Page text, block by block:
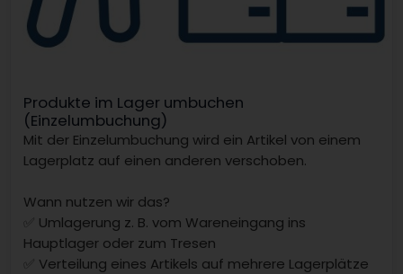
Produkte im Lager umbuchen
(Einzelumbuchung)
Mit der Einzelumbuchung wird ein Artikel von einem
Lagerplatz auf einen anderen verschoben.
Wann nutzen wir das?
✅ Umlagerung z. B. vom Wareneingang ins
Hauptlager oder zum Tresen
✅ Verteilung eines Artikels auf mehrere Lagerplätze